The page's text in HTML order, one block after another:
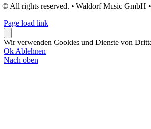
© All rights reserved. • Waldorf Music GmbH •
Page load link
Wir verwenden Cookies und Dienste von
Ok Ablehnen
Nach oben